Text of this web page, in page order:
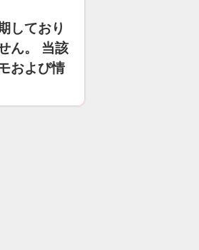
しており
ん。 当該
および情